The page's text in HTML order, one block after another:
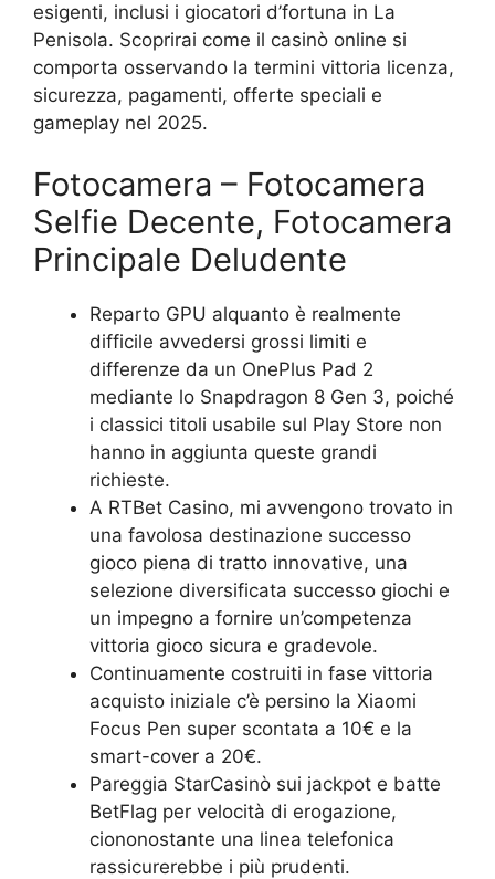
esigenti, inclusi i giocatori d’fortuna in La
Penisola. Scoprirai come il casinò online si
comporta osservando la termini vittoria licenza,
sicurezza, pagamenti, offerte speciali e
gameplay nel 2025.
Fotocamera – Fotocamera
Selfie Decente, Fotocamera
Principale Deludente
Reparto GPU alquanto è realmente
difficile avvedersi grossi limiti e
differenze da un OnePlus Pad 2
mediante lo Snapdragon 8 Gen 3, poiché
i classici titoli usabile sul Play Store non
hanno in aggiunta queste grandi
richieste.
A RTBet Casino, mi avvengono trovato in
una favolosa destinazione successo
gioco piena di tratto innovative, una
selezione diversificata successo giochi e
un impegno a fornire un’competenza
vittoria gioco sicura e gradevole.
Continuamente costruiti in fase vittoria
acquisto iniziale c’è persino la Xiaomi
Focus Pen super scontata a 10€ e la
smart-cover a 20€.
Pareggia StarCasinò sui jackpot e batte
BetFlag per velocità di erogazione,
ciononostante una linea telefonica
rassicurerebbe i più prudenti.